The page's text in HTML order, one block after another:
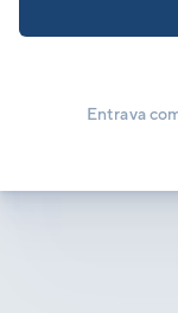
Entrava